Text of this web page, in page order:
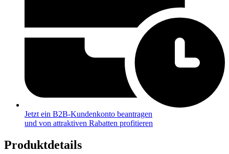
Jetzt ein B2B-Kundenkonto beantragen
und von attraktiven Rabatten profitieren
Produktdetails